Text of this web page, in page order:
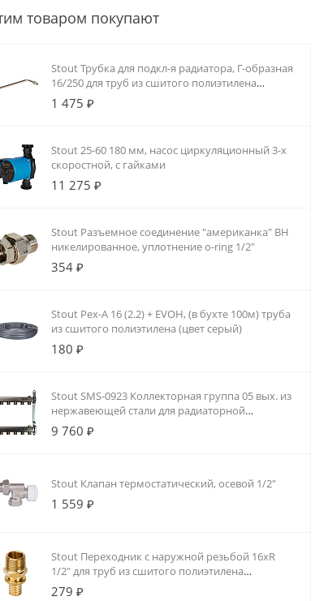
Монтаж радиаторного
домах, коммерческих и
разрабатываем проект, монтируем
товаром покупают
Stout Трубка для подкл-я радиатора, Г-образная
16/250 для труб из сшитого полиэтилена
аксиальный
1 475 ₽
Stout 25-60 180 мм, насос циркуляционный 3-х
скоростной, с гайками
11 275 ₽
Stout Разъемное соединение "американка" ВН
никелированное, уплотнение o-ring 1/2"
354 ₽
Stout Pex-A 16 (2.2) + EVOH, (в бухте 100м) труба
из сшитого полиэтилена (цвет серый)
180 ₽
Stout SMS-0923 Коллекторная группа 05 вых. из
нержавеющей стали для радиаторной
разводки
9 760 ₽
Stout Клапан термостатический, осевой 1/2"
1 559 ₽
Stout Переходник с наружной резьбой 16xR
1/2" для труб из сшитого полиэтилена
аксиальный
279 ₽